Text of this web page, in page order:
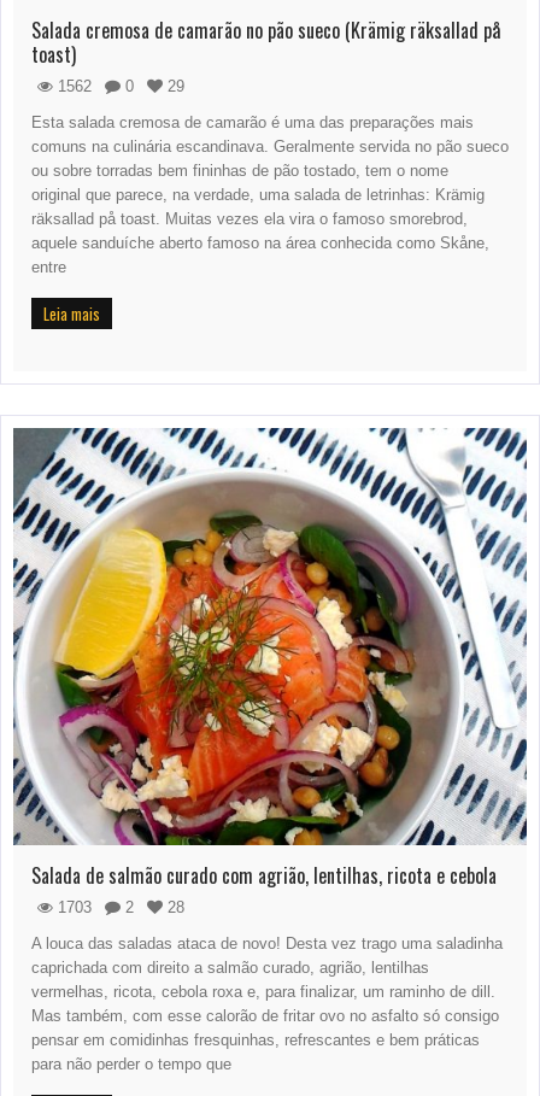
Salada cremosa de camarão no pão sueco (Krämig räksallad på
toast)
1562 0
29
Esta salada cremosa de camarão é uma das preparações mais
comuns na culinária escandinava. Geralmente servida no pão sueco
ou sobre torradas bem fininhas de pão tostado, tem o nome
original que parece, na verdade, uma salada de letrinhas: Krämig
räksallad på toast. Muitas vezes ela vira o famoso smorebrod,
aquele sanduíche aberto famoso na área conhecida como Skåne,
entre
Leia mais
Salada de salmão curado com agrião, lentilhas, ricota e cebola
1703 2
28
A louca das saladas ataca de novo! Desta vez trago uma saladinha
caprichada com direito a salmão curado, agrião, lentilhas
vermelhas, ricota, cebola roxa e, para finalizar, um raminho de dill.
Mas também, com esse calorão de fritar ovo no asfalto só consigo
pensar em comidinhas fresquinhas, refrescantes e bem práticas
para não perder o tempo que